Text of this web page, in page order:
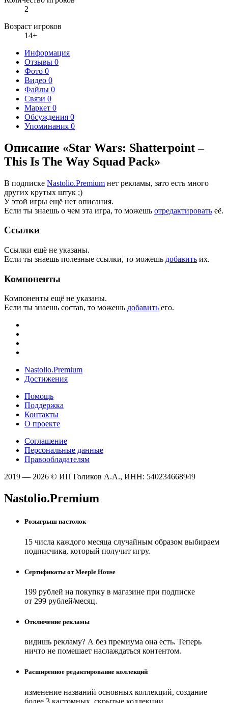
2
Возраст игроков
14+
Информация
Отзывы 0
Фото 0
Видео 0
Файлы 0
Связи 0
Маркет 0
Обсуждения 0
Упоминания 0
Описание «Star Wars: Shatterpoint –
This Is The Way Squad Pack»
В подписке Nastolio.Premium нет рекламы, зато есть много
других крутых штук ;)
У этой игры ещё нет описания.
Если ты знаешь о чем эта игра, то можешь отредактировать её.
Ссылки
Ссылки ещё не указаны.
Если ты знаешь полезные ссылки, то можешь добавить их.
Компоненты
Компоненты ещё не указаны.
Если ты знаешь состав, то можешь добавить его.
Nastolio.Premium
Достижения
Помощь
Поддержка
Контакты
О проекте
Соглашение
Персональные данные
Правообладателям
2019 — 2026 © ИП Голиков А.А., ИНН: 540234668949
Nastolio.Premium
Розыгрыш настолок
15 числа каждого месяца случайным образом выбираем
подписчика, который получит игру.
Сертификаты от Meeple House
199 рублей на покупку в магазине при подписке
от 299 рублей/месяц.
Отключение рекламы
видишь рекламу? А без премиума она есть. Теперь
ничто не помешает наслаждаться контентом.
Расширенное редактирование коллекций
изменение названий основных коллекций, создание
более 3 кастомных, скрытые коллекции